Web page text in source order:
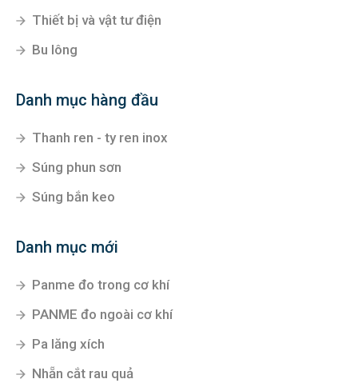
Thiết bị và vật tư điện
Bu lông
Danh mục hàng đầu
Thanh ren - ty ren inox
Súng phun sơn
Súng bắn keo
Danh mục mới
Panme đo trong cơ khí
PANME đo ngoài cơ khí
Pa lăng xích
Nhẵn cắt rau quả